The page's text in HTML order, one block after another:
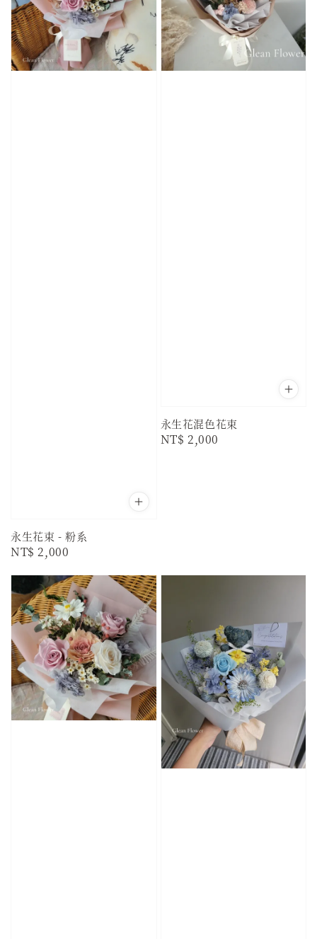
永生花束 - 粉系
Regular
NT$ 2,000
永生花混色花束
Regular
NT$ 2,000